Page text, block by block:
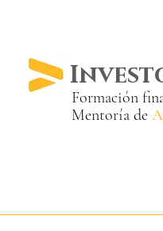
Formación
Mentoría de